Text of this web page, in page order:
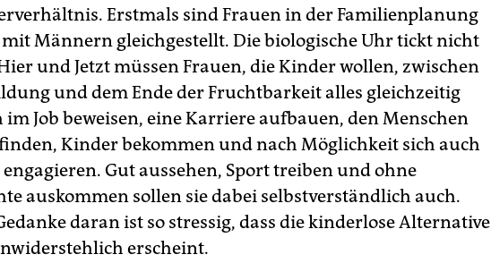
Erstmals sind Frauen in der Familienplanung
Männern gleichgestellt. Die biologische Uhr tickt nicht
und Jetzt müssen Frauen, die Kinder wollen, zwischen
und dem Ende der Fruchtbarkeit alles gleichzeitig
im Job beweisen, eine Karriere aufbauen, den Menschen
Kinder bekommen und nach Möglichkeit sich auch
Gut aussehen, Sport treiben und ohne
auskommen sollen sie dabei selbstverständlich auch.
daran ist so stressig, dass die kinderlose Alternative
erscheint.